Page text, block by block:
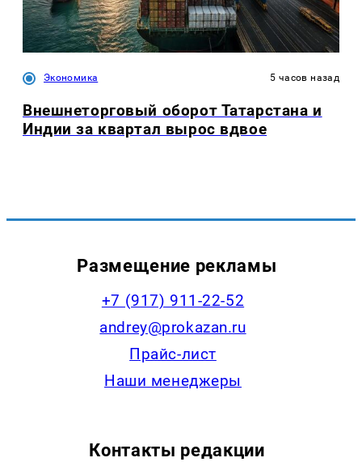
Экономика 5 часов назад
Внешнеторговый оборот Татарстана и
Индии за квартал вырос вдвое
Размещение рекламы
+7 (917) 911-22-52
andrey@prokazan.ru
Прайс-лист
Наши менеджеры
Контакты редакции